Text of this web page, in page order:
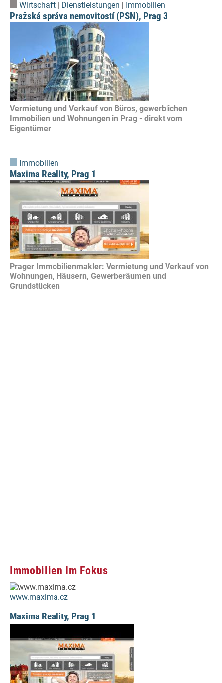
Wirtschaft | Dienstleistungen | Immobilien
Pražská správa nemovitostí (PSN), Prag 3
Vermietung und Verkauf von Büros, gewerblichen
Immobilien und Wohnungen in Prag - direkt vom
Eigentümer
Immobilien
Maxima Reality, Prag 1
Prager Immobilienmakler: Vermietung und Verkauf von
Wohnungen, Häusern, Gewerberäumen und
Grundstücken
Immobilien Im Fokus
www.maxima.cz
Maxima Reality, Prag 1